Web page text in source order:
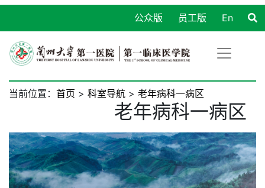
En
员工版
公众版
当前位置： 首页 > 科室导航 > 老年病科一病区
老年病科一病区